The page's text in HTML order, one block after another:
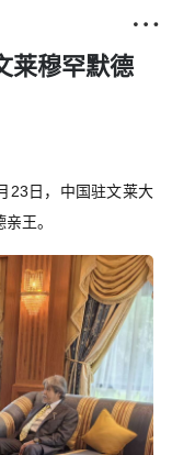

莱穆罕默德
23日， 中国驻文莱大
王。